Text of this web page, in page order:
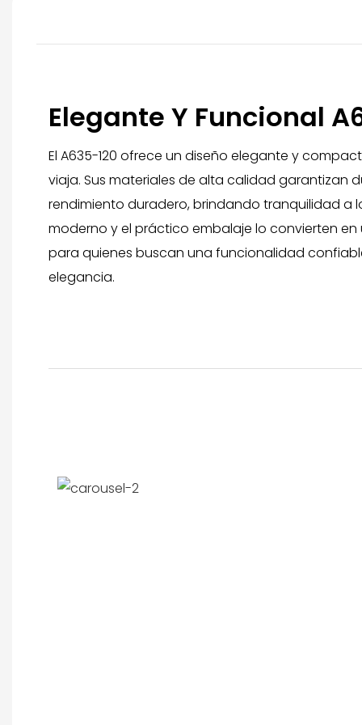
Elegante Y Funcional
El A635-120 ofrece un diseño elegante y
viaja. Sus materiales de alta calidad garantizan
rendimiento duradero, brindando tranquilidad a
moderno y el práctico embalaje lo convierten
para quienes buscan una funcionalidad
elegancia.